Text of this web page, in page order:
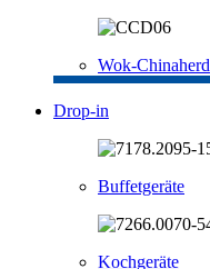
Wok-Chinaherd
Drop-in
Buffetgeräte
Kochgeräte